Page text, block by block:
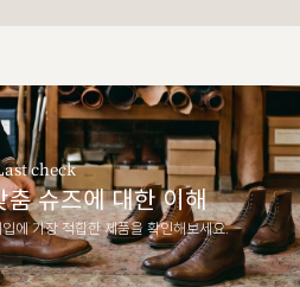
check
춤 슈즈에 대한 이해
에 가장 적합한 제품을 확인해보세요.